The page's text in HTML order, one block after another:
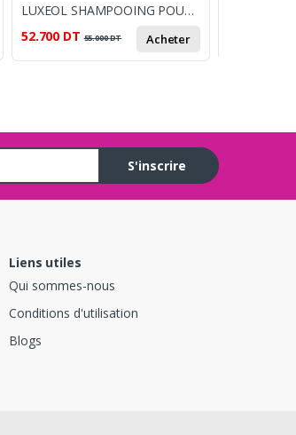
LUXEOL SHAMPOOING POUSSE 200 ML
52.700 DT 55.000DT Acheter
S'inscrire
Liens utiles
Qui sommes-nous
Conditions d'utilisation
Blogs